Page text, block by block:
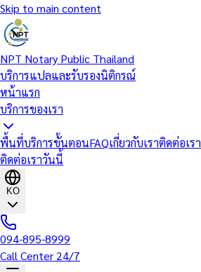
Skip to main content
NPT Notary Public Thailand
บริการแปลและรับรองนิติกรณ์
หน้าแรก
บริการของเรา
พื้นที่บริการขั้นตอนFAQเกี่ยวกับเราติดต่อเรา
ติดต่อเราวันนี้
KO
094-895-8999
Call Center 24/7